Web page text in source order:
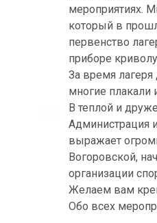
мероприятиях.
который в
первенство
приборе
За время лагеря
многие плакали
В теплой и
Администрация
выражает
Вогоровской,
организации
Желаем вам
Обо всех